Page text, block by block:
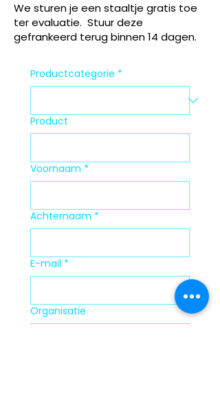
We sturen je een staaltje gratis toe
ter evaluatie. Stuur deze
gefrankeerd terug binnen 14 dagen.
Productcategorie *
Product
Voornaam *
Achternaam *
E-mail *
Organisatie